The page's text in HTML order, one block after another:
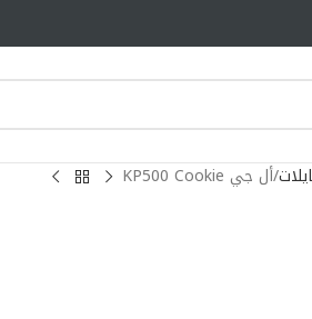
أل جي KP500 Cookie